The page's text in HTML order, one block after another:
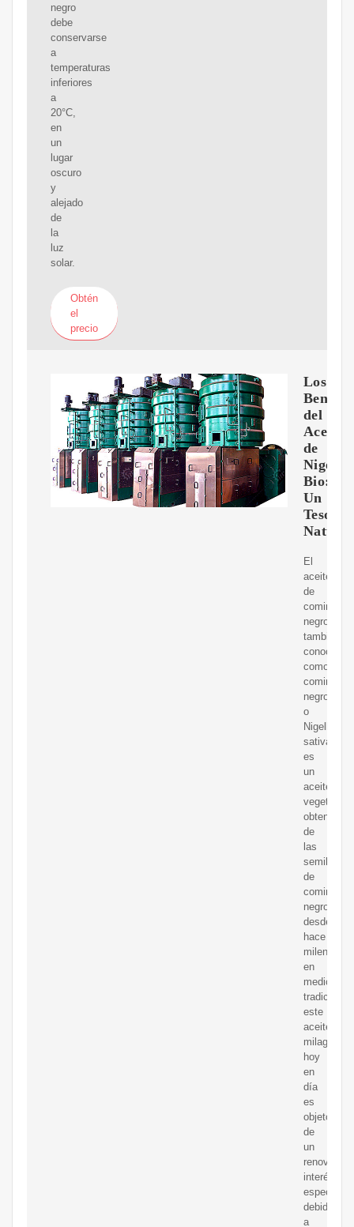
negro
debe
conservarse
a
temperaturas
inferiores
a
20°C,
en
un
lugar
oscuro
y
alejado
de
la
luz
solar.
Obtén
el
precio
Los
del
Aceite
de
Nigella
Bio:
Un
Tesoro
Natural
El
aceite
de
comino
negro,
también
conocido
como
comino
negro
o
Nigella
sativa,
es
un
aceite
vegetal
obtenido
de
las
semillas
de
comino
desde
hace
milenios
en
medicina
tradicional,
este
aceite
milagroso
hoy
en
día
es
objeto
de
un
renovado
interés,
debido
a